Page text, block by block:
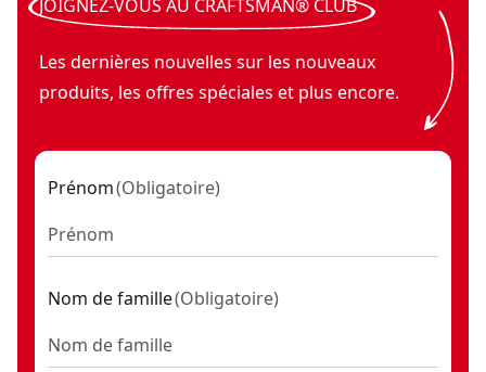
mural VersaTrack™ (vendu séparément).
Compatible avec le système V20* : fait partie du
système d’outils et d’équipement extérieur sans fil
Voir plus
JOIGNEZ-VOUS AU CRAFTSMAN® CLUB
Les dernières nouvelles sur les nouveaux
produits, les offres spéciales et plus encore.
Prénom(Obligatoire)
Nom de famille(Obligatoire)